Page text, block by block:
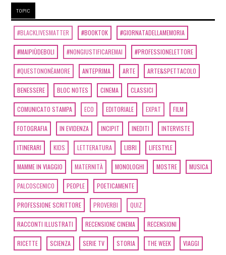
TOPIC
#BLACKLIVESMATTER #BOOKTOK #GIORNATADELLAMEMORIA
#MAIPIÙDEBOLI #NONGIUSTIFICAREMAI #PROFESSIONELETTORE
#QUESTONONÈAMORE ANTEPRIMA ARTE ARTE&SPETTACOLO
BENESSERE BLOC NOTES CINEMA CLASSICI
COMUNICATO STAMPA ECO EDITORIALE EXPAT FILM
FOTOGRAFIA IN EVIDENZA INCIPIT INEDITI INTERVISTE
ITINERARI KIDS LETTERATURA LIBRI LIFESTYLE
MAMME IN VIAGGIO MATERNITÀ MONOLOGHI MOSTRE MUSICA
PALCOSCENICO PEOPLE POETICAMENTE
PROFESSIONE SCRITTORE PROVERBI QUIZ
RACCONTI ILLUSTRATI RECENSIONE CINEMA RECENSIONI
RICETTE SCIENZA SERIE TV STORIA THE WEEK VIAGGI